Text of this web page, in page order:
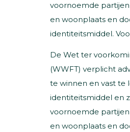
voornoemde
en woonplaats en
identiteitsmiddel.
De Wet ter
(WWFT) verplicht
te winnen en vast te
identiteitsmiddel en
voornoemde
en woonplaats en